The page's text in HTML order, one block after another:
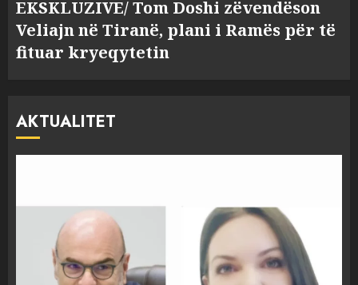
EKSKLUZIVE/ Tom Doshi zëvendëson
Veliajn në Tiranë, plani i Ramës për të
fituar kryeqytetin
AKTUALITET